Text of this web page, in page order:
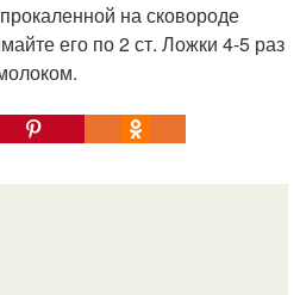
на сковороде
его по 2 ст. Ложки 4-5 раз